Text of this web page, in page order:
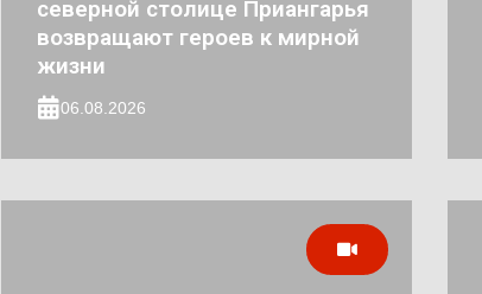
северной столице Приангарья
возвращают героев к мирной
жизни
06.08.2026